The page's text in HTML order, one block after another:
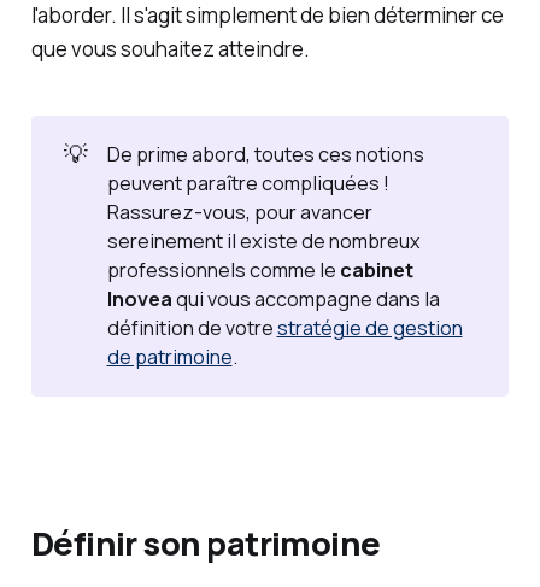
l'aborder. Il s'agit simplement de bien déterminer ce
que vous souhaitez atteindre.
💡
De prime abord, toutes ces notions
peuvent paraître compliquées !
Rassurez-vous, pour avancer
sereinement il existe de nombreux
professionnels comme le cabinet
Inoveaqui vous accompagne dans la
définition de votrestratégie de gestion
de patrimoine.
Définir son patrimoine